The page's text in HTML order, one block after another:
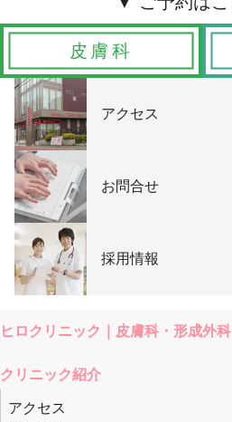
皮膚科
アクセス
お問合せ
採用情報
ヒロクリニック｜皮膚科・形成外科
クリニック紹介
アクセス